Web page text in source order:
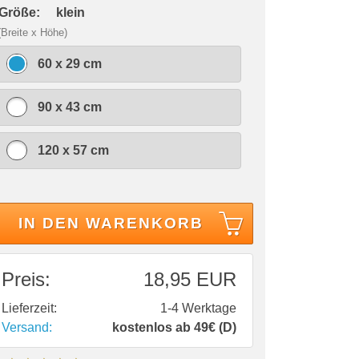
klein
x Höhe)
60 x 29 cm
90 x 43 cm
120 x 57 cm
IN DEN WARENKORB
Preis: 18,95 EUR
Lieferzeit:
1-4 Werktage
Versand:
kostenlos ab 49€ (D)